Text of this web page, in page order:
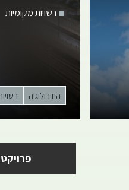
רשויות מקומיות
הידרולוגיה